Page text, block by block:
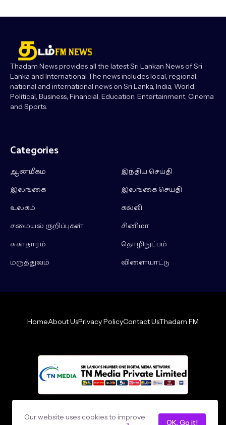
Thadam News provides all the latest Sri Lankan News of Sri
Lanka and International The news includes local, regional,
national and international news on Sri Lanka, India, World,
Political, Business, Financial, Education, Entertainment, Cinema
and Sports.
Categories
ஆன்மீகம்
இந்திய செய்தி
இலங்கை
இலங்கை செய்தி
உலகம்
கல்வி
சமையல் குறிப்புகள்
சினிமா
சுகாதாரம்
தொழிநுட்பம்
மருத்துவம்
விளையாட்டு
HomeAbout UsPrivacy PolicyContact UsThadam FM
Our website uses cookies to improve
OK, Go it!